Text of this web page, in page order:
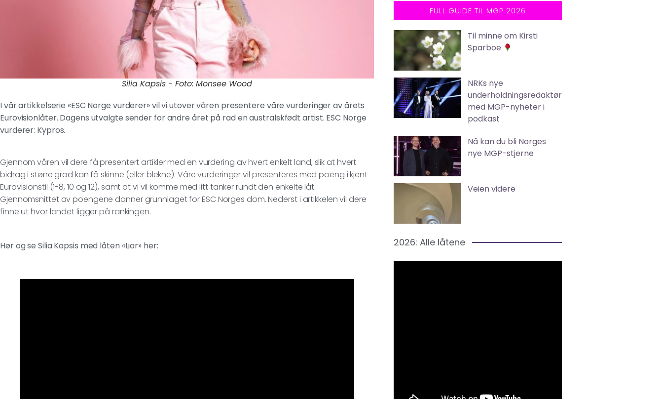
Silia Kapsis - Foto: Monsee Wood
I vår artikkelserie «ESC Norge vurderer» vil vi utover våren presentere våre vurderinger av årets
Eurovisionlåter. Dagens utvalgte sender for andre året på rad en australskfødt artist. ESC Norge
vurderer: Kypros.
Gjennom våren vil dere få presentert artikler med en vurdering av hvert enkelt land, slik at hvert
bidrag i større grad kan få skinne (eller blekne). Våre vurderinger vil presenteres med poeng i kjent
Eurovisionstil (1-8, 10 og 12), samt at vi vil komme med litt tanker rundt den enkelte låt.
Gjennomsnittet av poengene danner grunnlaget for ESC Norges dom. Nederst i artikkelen vil dere
finne ut hvor landet ligger på rankingen.
Hør og se Silia Kapsis med låten «Liar» her:
FULL GUIDE TIL MGP 2026
Til minne om Kirsti
Sparboe
NRKs nye
underholdningsredaktør
med MGP-nyheter i
podkast
Nå kan du bli Norges
nye MGP-stjerne
Veien videre
2026: Alle låtene